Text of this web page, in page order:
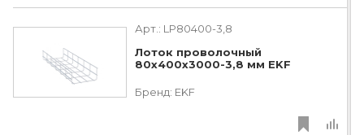
Арт.: LP80400-3,8
Лоток проволочный
80х400х3000-3,8 мм EKF
Бренд: EKF